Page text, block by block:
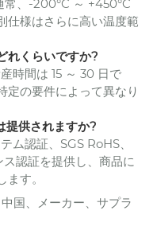
常、-200°C ～ +450°C
仕様はさらに高い温度範
れくらいですか?
時間は 15 ～ 30 日で
定の要件によって異なり
提供されますか?
ム認証、SGS RoHS、
認証を提供し、商品に
す。
国、メーカー、サプラ